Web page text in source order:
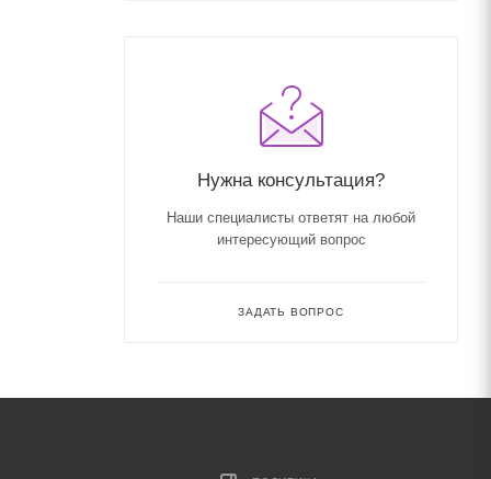
Нужна консультация?
Наши специалисты ответят на любой
интересующий вопрос
ЗАДАТЬ ВОПРОС